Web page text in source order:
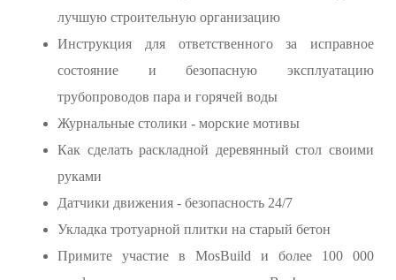
лучшую строительную организацию
Инструкция для ответственного за исправное
состояние и безопасную эксплуатацию
трубопроводов пара и горячей воды
Журнальные столики - морские мотивы
Как сделать раскладной деревянный стол своими
руками
Датчики движения - безопасность 24/7
Укладка тротуарной плитки на старый бетон
Примите участие в MosBuild и более 100 000